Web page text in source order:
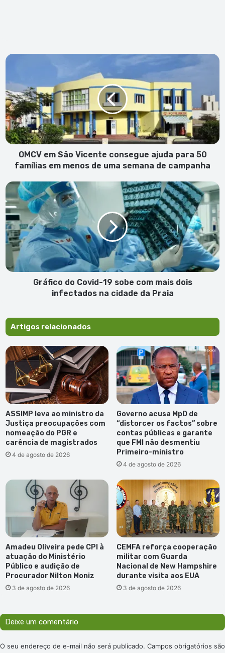
OMCV
Vicente
consegue
ajuda
para
50
famílias
menos
uma
semana
de
campanha
OMCV em São Vicente consegue ajuda para 50
famílias em menos de uma semana de campanha
Gráfico
do
Covid-
19
sobe
com
mais
dois
infectados
Gráfico do Covid-19 sobe com mais dois
infectados na cidade da Praia
Artigos relacionados
ASSIMP leva ao ministro da
Justiça preocupações com
nomeação do PGR e
carência de magistrados
4 de agosto de 2026
Governo acusa MpD de
“distorcer os factos” sobre
contas públicas e garante
que FMI não desmentiu
Primeiro-ministro
4 de agosto de 2026
Amadeu Oliveira pede CPI à
atuação do Ministério
Público e audição de
Procurador Nilton Moniz
3 de agosto de 2026
CEMFA reforça cooperação
militar com Guarda
Nacional de New Hampshire
durante visita aos EUA
3 de agosto de 2026
Deixe um comentário
O seu endereço de e-mail não será publicado. Campos obrigatórios são